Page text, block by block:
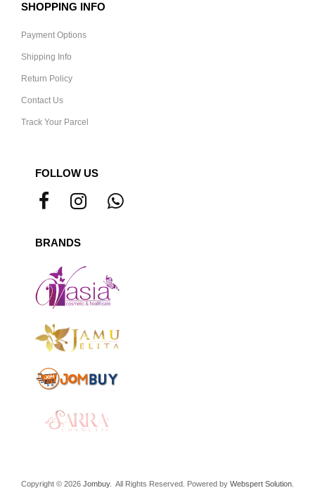
SHOPPING INFO
Payment Options
Shipping Info
Return Policy
Contact Us
Track Your Parcel
FOLLOW US
BRANDS
Copyright © 2026 Jombuy. All Rights Reserved. Powered by Webspert Solution